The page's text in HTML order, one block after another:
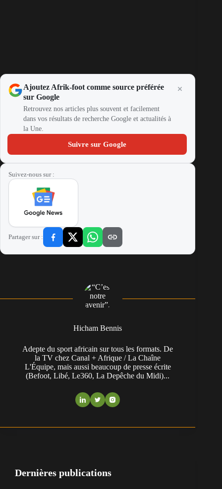
Ajoutez Afrik-foot comme source préférée
sur Google
Retrouvez nos articles plus souvent et facilement
dans vos résultats de recherche Google et actualités à
la Une.
Suivre sur Google
Suivez-nous sur :
Partager sur :
Hicham Bennis
Adepte du sport africain sur tous les formats. De
la TV chez Canal + Afrique / La Chaîne
L'Équipe, mais aussi beaucoup de presse écrite
(Befoot, Libé, Le360, La Depêche du Midi)...
Dernières publications